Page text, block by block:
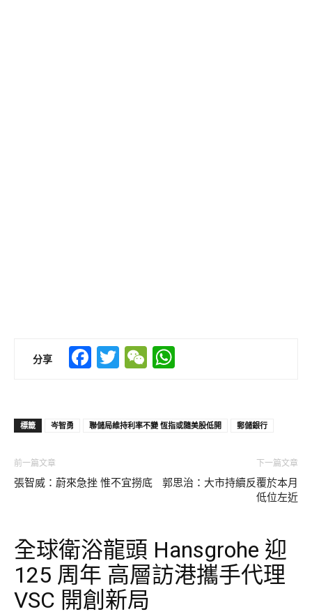
分享 Facebook
TwitterWeChat
標籤 岑智勇 聯儲局維持利率不變 恆指或隨美股低開 郵儲銀行
前一篇文章
張智威：蔚來急挫 惟不宜撈底
下一篇文章
郭思治：大市持續反覆於本月
低位左近
全球衛浴龍頭 Hansgrohe 迎
125 周年 高層訪港攜手代理
VSC 開創新局